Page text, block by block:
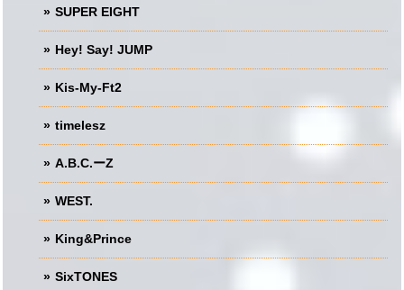
SUPER EIGHT
Hey! Say! JUMP
Kis-My-Ft2
timelesz
A.B.C.ーZ
WEST.
King&Prince
SixTONES